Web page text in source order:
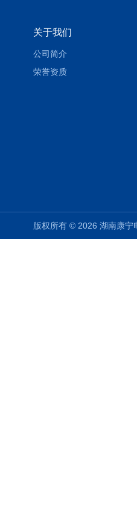
关于我们
公司简介
荣誉资质
版权所有 © 2026 湖南康